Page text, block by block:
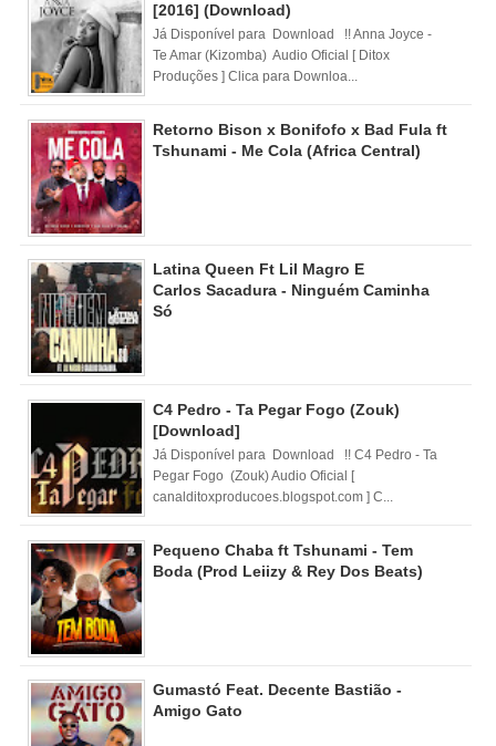
[2016] (Download)
Já Disponível para Download !! Anna Joyce -
Te Amar (Kizomba) Audio Oficial [ Ditox
Produções ] Clica para Downloa...
Retorno Bison x Bonifofo x Bad Fula ft
Tshunami - Me Cola (Africa Central)
Latina Queen Ft Lil Magro E
Carlos Sacadura - Ninguém Caminha
Só
C4 Pedro - Ta Pegar Fogo (Zouk)
[Download]
Já Disponível para Download !! C4 Pedro - Ta
Pegar Fogo (Zouk) Audio Oficial [
canalditoxproducoes.blogspot.com ] C...
Pequeno Chaba ft Tshunami - Tem
Boda (Prod Leiizy & Rey Dos Beats)
Gumastó Feat. Decente Bastião -
Amigo Gato